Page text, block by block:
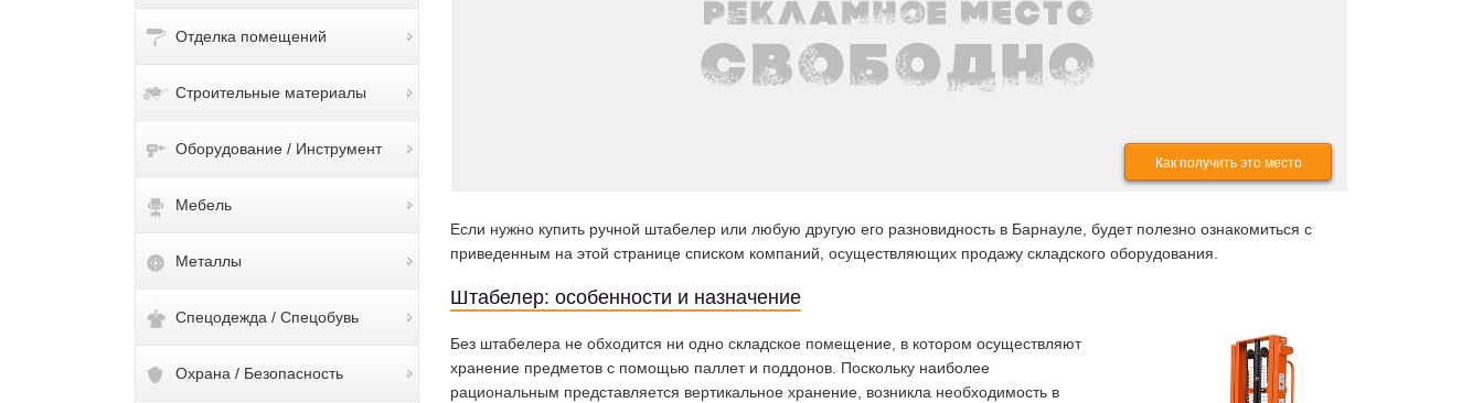
Отделка помещений
Строительные материалы
Оборудование / Инструмент
Мебель
Металлы
Спецодежда / Спецобувь
Охрана / Безопасность
Как получить это место
Если нужно купить ручной штабелер или любую другую его разновидность в Барнауле, будет полезно ознакомиться с
приведенным на этой странице списком компаний, осуществляющих продажу складского оборудования.
Штабелер: особенности и назначение
Без штабелера не обходится ни одно складское помещение, в котором осуществляют
хранение предметов с помощью паллет и поддонов. Поскольку наиболее
рациональным представляется вертикальное хранение, возникла необходимость в